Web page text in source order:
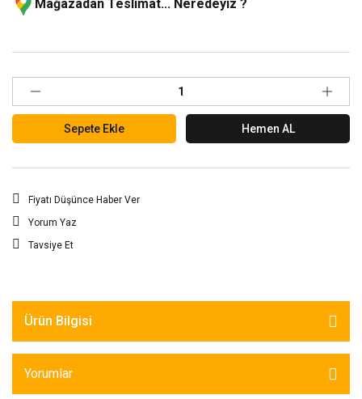
Mağazadan Teslimat... Neredeyiz ?
Sepete Ekle Hemen AL
Fiyatı Düşünce Haber Ver
Yorum Yaz
Tavsiye Et
Ürün Bilgisi
Yorumlar